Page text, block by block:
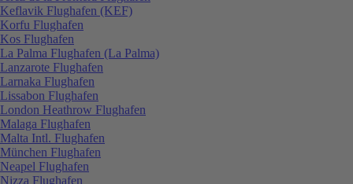
Keflavik Flughafen (KEF)
Korfu Flughafen
Kos Flughafen
La Palma Flughafen (La Palma)
Lanzarote Flughafen
Larnaka Flughafen
Lissabon Flughafen
London Heathrow Flughafen
Malaga Flughafen
Malta Intl. Flughafen
München Flughafen
Neapel Flughafen
Nizza Flughafen